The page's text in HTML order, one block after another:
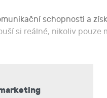
schopnosti a
si reálné, nikoliv